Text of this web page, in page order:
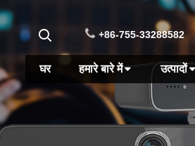
+86-755-33288582
घर हमारे बारे में उत्पादों